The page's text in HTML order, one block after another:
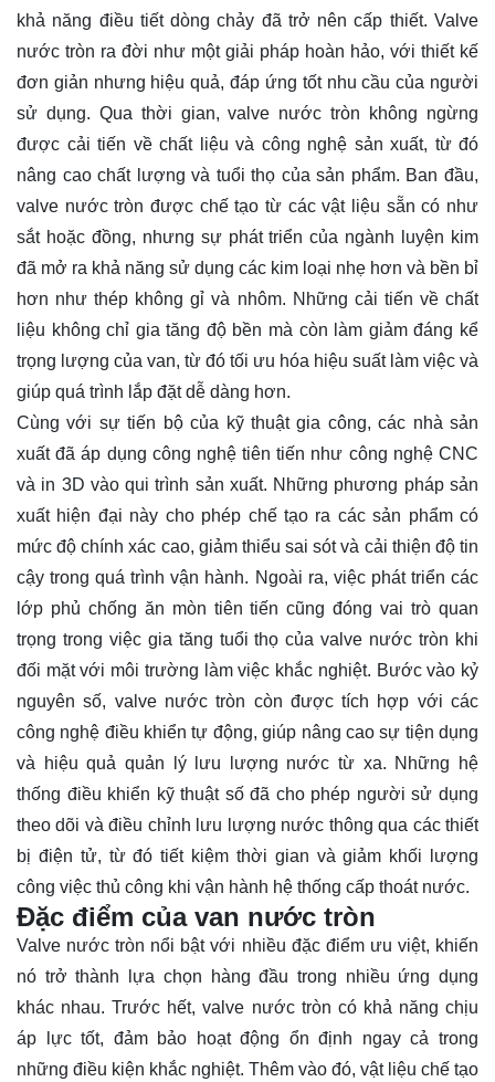
khả năng điều tiết dòng chảy đã trở nên cấp thiết. Valve
nước tròn ra đời như một giải pháp hoàn hảo, với thiết kế
đơn giản nhưng hiệu quả, đáp ứng tốt nhu cầu của người
sử dụng. Qua thời gian, valve nước tròn không ngừng
được cải tiến về chất liệu và công nghệ sản xuất, từ đó
nâng cao chất lượng và tuổi thọ của sản phẩm. Ban đầu,
valve nước tròn được chế tạo từ các vật liệu sẵn có như
sắt hoặc đồng, nhưng sự phát triển của ngành luyện kim
đã mở ra khả năng sử dụng các kim loại nhẹ hơn và bền bỉ
hơn như thép không gỉ và nhôm. Những cải tiến về chất
liệu không chỉ gia tăng độ bền mà còn làm giảm đáng kể
trọng lượng của van, từ đó tối ưu hóa hiệu suất làm việc và
giúp quá trình lắp đặt dễ dàng hơn.
Cùng với sự tiến bộ của kỹ thuật gia công, các nhà sản
xuất đã áp dụng công nghệ tiên tiến như công nghệ CNC
và in 3D vào qui trình sản xuất. Những phương pháp sản
xuất hiện đại này cho phép chế tạo ra các sản phẩm có
mức độ chính xác cao, giảm thiểu sai sót và cải thiện độ tin
cậy trong quá trình vận hành. Ngoài ra, việc phát triển các
lớp phủ chống ăn mòn tiên tiến cũng đóng vai trò quan
trọng trong việc gia tăng tuổi thọ của valve nước tròn khi
đối mặt với môi trường làm việc khắc nghiệt. Bước vào kỷ
nguyên số, valve nước tròn còn được tích hợp với các
công nghệ điều khiển tự động, giúp nâng cao sự tiện dụng
và hiệu quả quản lý lưu lượng nước từ xa. Những hệ
thống điều khiển kỹ thuật số đã cho phép người sử dụng
theo dõi và điều chỉnh lưu lượng nước thông qua các thiết
bị điện tử, từ đó tiết kiệm thời gian và giảm khối lượng
công việc thủ công khi vận hành hệ thống cấp thoát nước.
Đặc điểm của van nước tròn
Valve nước tròn nổi bật với nhiều đặc điểm ưu việt, khiến
nó trở thành lựa chọn hàng đầu trong nhiều ứng dụng
khác nhau. Trước hết, valve nước tròn có khả năng chịu
áp lực tốt, đảm bảo hoạt động ổn định ngay cả trong
những điều kiện khắc nghiệt. Thêm vào đó, vật liệu chế tạo